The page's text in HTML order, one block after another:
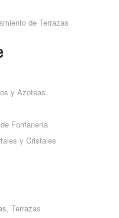
de Terrazas
y Azoteas.
Fontanería
y Cristales
Terrazas